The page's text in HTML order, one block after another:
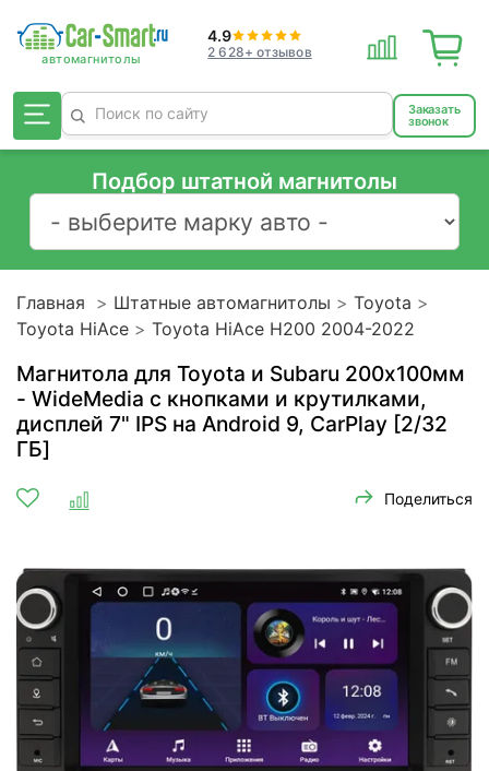
4.9
2 628+ отзывов
Заказать
звонок
Подбор штатной магнитолы
Главная Штатные автомагнитолы
Toyota
Toyota HiAce
Toyota HiAce H200 2004-2022
Магнитола для Toyota и Subaru 200х100мм
- WideMedia с кнопками и крутилками,
дисплей 7" IPS на Android 9, CarPlay [2/32
ГБ]
Поделиться